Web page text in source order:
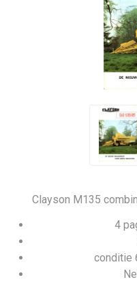
Clayson M135
4
conditie